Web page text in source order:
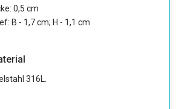
0,5 cm
B - 1,7 cm; H - 1,1 cm
316L.